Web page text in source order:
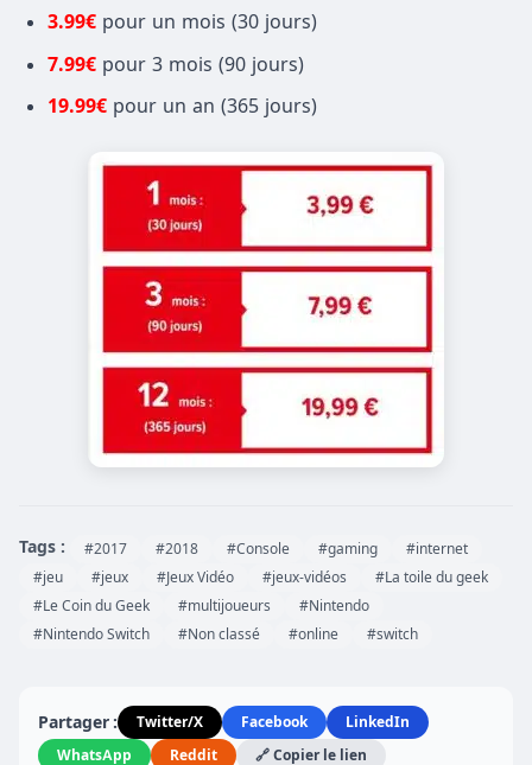
3.99€ pour un mois (30 jours)
7.99€ pour 3 mois (90 jours)
19.99€ pour un an (365 jours)
Tags : #2017 #2018 #Console #gaming
#internet
#jeu
#jeux #Jeux Vidéo #jeux-vidéos
#La toile du geek
#Le Coin du Geek
#multijoueurs
#Nintendo
#Nintendo Switch
#Non classé #online #switch
Partager : Twitter/X Facebook
LinkedIn
WhatsApp
Reddit 🔗 Copier le lien